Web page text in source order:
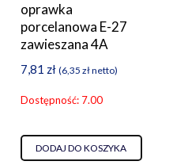
oprawka
porcelanowa E-27
zawieszana 4A
7,81 zł (6,35 złnetto)
Dostępność: 7.00
DODAJ DO KOSZYKA